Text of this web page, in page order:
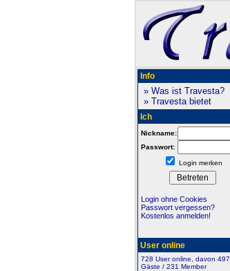
Info
» Was ist Travesta?
» Travesta bietet
Ich
Nickname:
Passwort:
Login merken
Login ohne Cookies
Passwort vergessen?
Kostenlos anmelden!
User online
728 User online, davon 497
Gäste / 231 Member